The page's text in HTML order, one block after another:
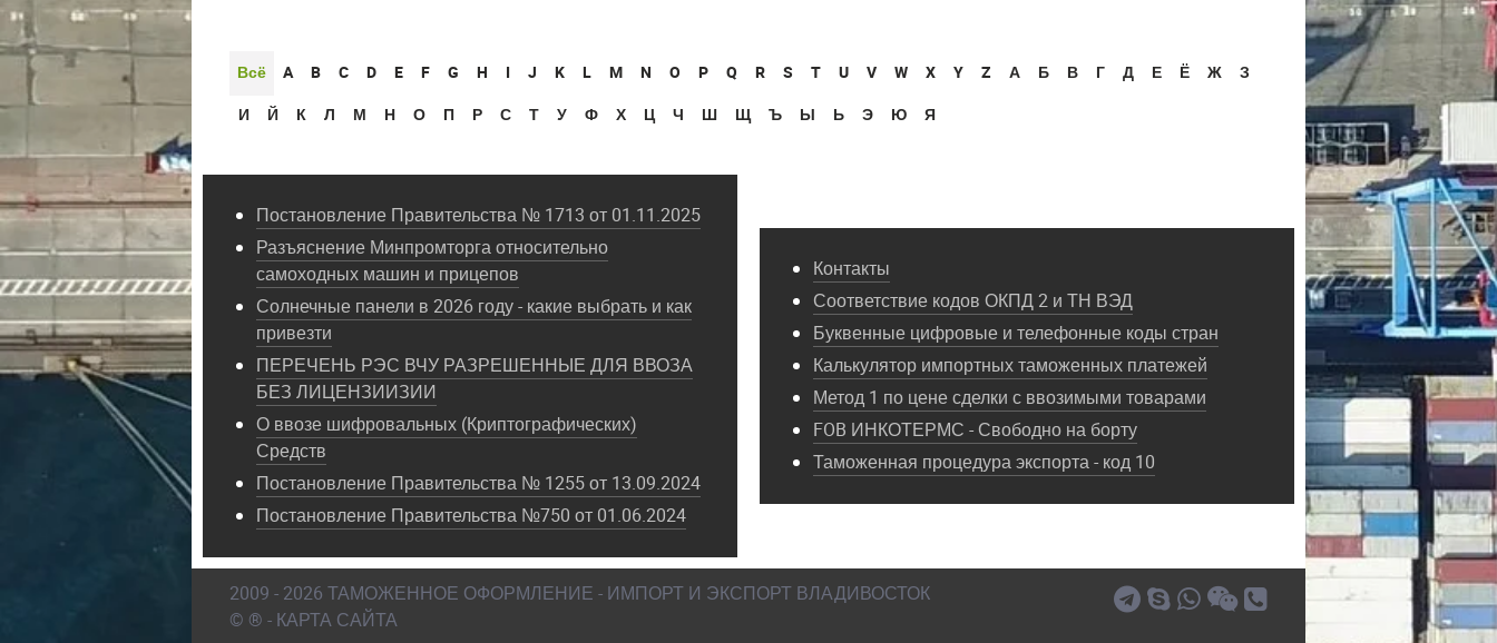
Всё A B C D E F G H I J K L M N O P Q R S T U V W X Y Z А Б В Г Д Е Ё Ж
З
И
Й К Л М Н О П Р С Т У Ф Х Ц Ч Ш Щ Ъ Ы Ь Э Ю Я
Постановление Правительства № 1713 от 01.11.2025
Разъяснение Минпромторга относительно
самоходных машин и прицепов
Солнечные панели в 2026 году - какие выбрать и как
привезти
ПЕРЕЧЕНЬ РЭС ВЧУ РАЗРЕШЕННЫЕ ДЛЯ ВВОЗА
БЕЗ ЛИЦЕНЗИИЗИИ
О ввозе шифровальных (Криптографических)
Средств
Постановление Правительства № 1255 от 13.09.2024
Постановление Правительства №750 от 01.06.2024
Контакты
Соответствие кодов ОКПД 2 и ТН ВЭД
Буквенные цифровые и телефонные коды стран
Калькулятор импортных таможенных платежей
Метод 1 по цене сделки с ввозимыми товарами
FOB ИНКОТЕРМС - Свободно на борту
Таможенная процедура экспорта - код 10
2009 - 2026 ТАМОЖЕННОЕ ОФОРМЛЕНИЕ - ИМПОРТ И ЭКСПОРТ ВЛАДИВОСТОК
© ® - КАРТА САЙТА